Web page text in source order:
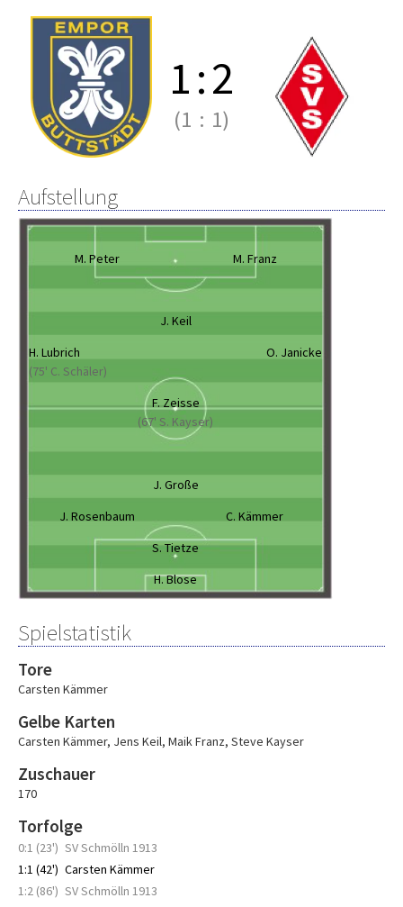
1:2
(1 : 1)
Aufstellung
M. Peter M. Franz
J. Keil
H. Lubrich
(75' C. Schäler)
O. Janicke
F. Zeisse
(67' S. Kayser)
J. Große
J. Rosenbaum
C. Kämmer
S. Tietze
H. Blose
Spielstatistik
Tore
Carsten Kämmer
Gelbe Karten
Carsten Kämmer, Jens Keil, Maik Franz, Steve Kayser
Zuschauer
170
Torfolge
0:1 (23') SV Schmölln 1913
1:1 (42') Carsten Kämmer
1:2 (86') SV Schmölln 1913